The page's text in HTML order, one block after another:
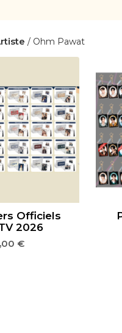
/ Ohm Pawat
Officiels
2026
€